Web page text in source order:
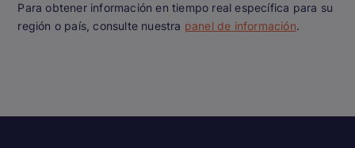
Para obtener información en tiempo real específica para su
región o país, consulte nuestra panel de información.